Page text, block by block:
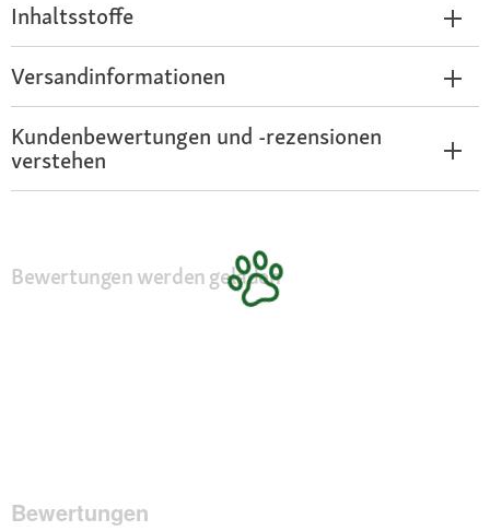
Inhaltsstoffe
Versandinformationen
Kundenbewertungen und -rezensionen
verstehen
Bewertungen werden geladen
Bewertungen